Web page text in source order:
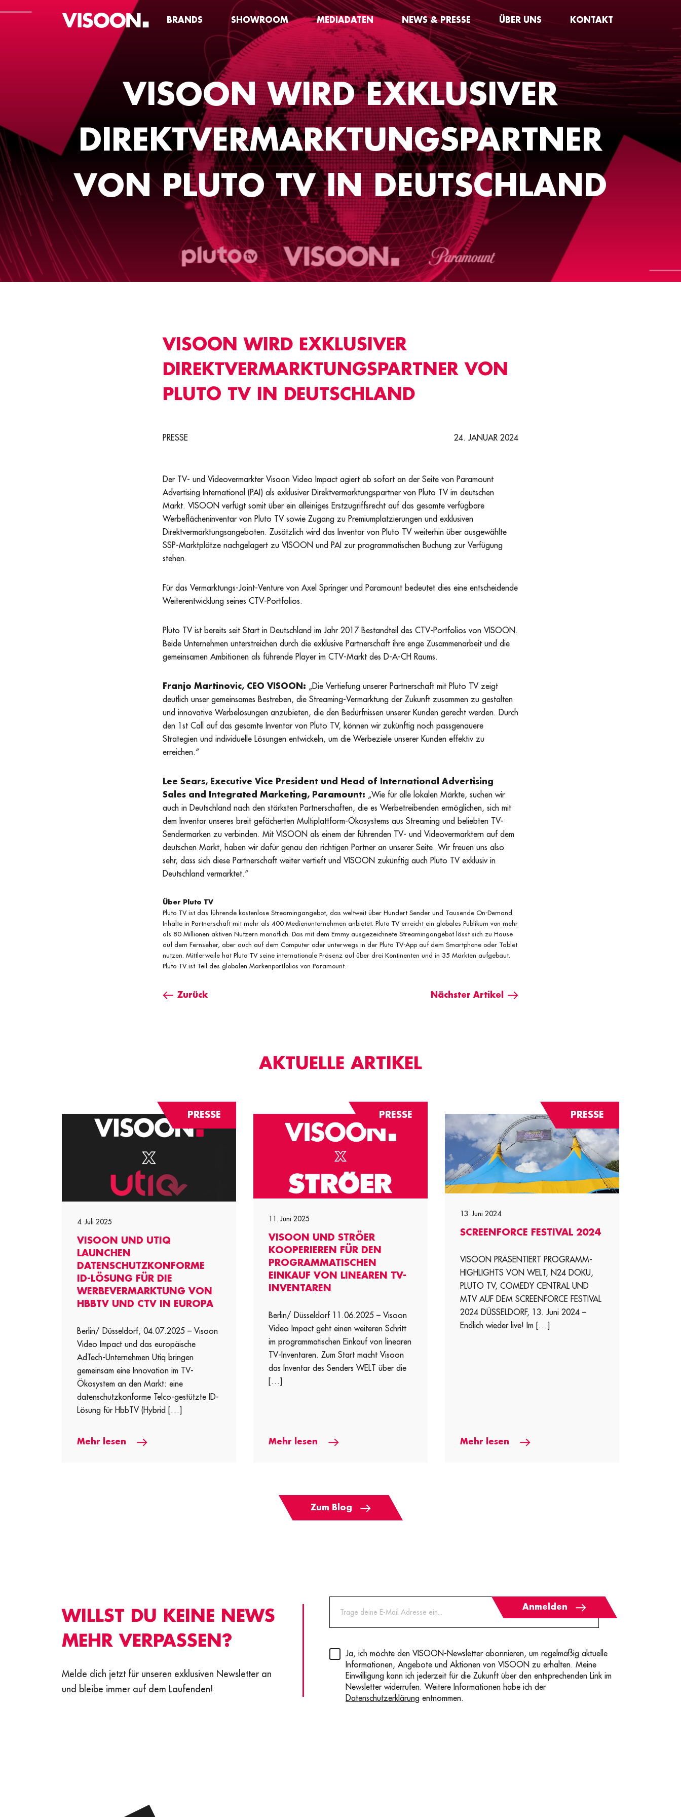
BRANDS SHOWROOM MEDIADATEN NEWS & PRESSE ÜBER UNS KONTAKT
VISOON WIRD EXKLUSIVER
DIREKTVERMARKTUNGSPARTNER
VON PLUTO TV IN DEUTSCHLAND
VISOON WIRD EXKLUSIVER
DIREKTVERMARKTUNGSPARTNER VON
PLUTO TV IN DEUTSCHLAND
PRESSE 24. JANUAR 2024
Der TV- und Videovermarkter Visoon Video Impact agiert ab sofort an der Seite von Paramount
Advertising International (PAI) als exklusiver Direktvermarktungspartner von Pluto TV im deutschen
Markt. VISOON verfügt somit über ein alleiniges Erstzugriffsrecht auf das gesamte verfügbare
Werbeflächeninventar von Pluto TV sowie Zugang zu Premiumplatzierungen und exklusiven
Direktvermarktungsangeboten. Zusätzlich wird das Inventar von Pluto TV weiterhin über ausgewählte
SSP-Marktplätze nachgelagert zu VISOON und PAI zur programmatischen Buchung zur Verfügung
stehen.
Für das Vermarktungs-Joint-Venture von Axel Springer und Paramount bedeutet dies eine entscheidende
Weiterentwicklung seines CTV-Portfolios.
Pluto TV ist bereits seit Start in Deutschland im Jahr 2017 Bestandteil des CTV-Portfolios von VISOON.
Beide Unternehmen unterstreichen durch die exklusive Partnerschaft ihre enge Zusammenarbeit und die
gemeinsamen Ambitionen als führende Player im CTV-Markt des D-A-CH Raums.
Franjo Martinovic, CEO VISOON: „Die Vertiefung unserer Partnerschaft mit Pluto TV zeigt
deutlich unser gemeinsames Bestreben, die Streaming-Vermarktung der Zukunft zusammen zu gestalten
und innovative Werbelösungen anzubieten, die den Bedürfnissen unserer Kunden gerecht werden. Durch
den 1st Call auf das gesamte Inventar von Pluto TV, können wir zukünftig noch passgenauere
Strategien und individuelle Lösungen entwickeln, um die Werbeziele unserer Kunden effektiv zu
erreichen.“
Lee Sears, Executive Vice President und Head of International Advertising
Sales and Integrated Marketing, Paramount: „Wie für alle lokalen Märkte, suchen wir
auch in Deutschland nach den stärksten Partnerschaften, die es Werbetreibenden ermöglichen, sich mit
dem Inventar unseres breit gefächerten Multiplattform-Ökosystems aus Streaming und beliebten TV-
Sendermarken zu verbinden. Mit VISOON als einem der führenden TV- und Videovermarktern auf dem
deutschen Markt, haben wir dafür genau den richtigen Partner an unserer Seite. Wir freuen uns also
sehr, dass sich diese Partnerschaft weiter vertieft und VISOON zukünftig auch Pluto TV exklusiv in
Deutschland vermarktet.“
Über Pluto TV
Pluto TV ist das führende kostenlose Streamingangebot, das weltweit über Hundert Sender und Tausende On-Demand
Inhalte in Partnerschaft mit mehr als 400 Medienunternehmen anbietet. Pluto TV erreicht ein globales Publikum von mehr
als 80 Millionen aktiven Nutzern monatlich. Das mit dem Emmy ausgezeichnete Streamingangebot lässt sich zu Hause
auf dem Fernseher, aber auch auf dem Computer oder unterwegs in der Pluto TV-App auf dem Smartphone oder Tablet
nutzen. Mittlerweile hat Pluto TV seine internationale Präsenz auf über drei Kontinenten und in 35 Märkten aufgebaut.
Pluto TV ist Teil des globalen Markenportfolios von Paramount.
Zurück Nächster Artikel
AKTUELLE ARTIKEL
PRESSE
4. Juli 2025
VISOON UND UTIQ
LAUNCHEN
DATENSCHUTZKONFORME
ID-LÖSUNG FÜR DIE
WERBEVERMARKTUNG VON
HBBTV UND CTV IN EUROPA
Berlin/ Düsseldorf, 04.07.2025 – Visoon
Video Impact und das europäische
AdTech-Unternehmen Utiq bringen
gemeinsam eine Innovation im TV-
Ökosystem an den Markt: eine
datenschutzkonforme Telco-gestützte ID-
Lösung für HbbTV (Hybrid […]
Mehr lesen
PRESSE
11. Juni 2025
VISOON UND STRÖER
KOOPERIEREN FÜR DEN
PROGRAMMATISCHEN
EINKAUF VON LINEAREN TV-
INVENTAREN
Berlin/ Düsseldorf 11.06.2025 – Visoon
Video Impact geht einen weiteren Schritt
im programmatischen Einkauf von linearen
TV-Inventaren. Zum Start macht Visoon
das Inventar des Senders WELT über die
[…]
Mehr lesen
PRESSE
13. Juni 2024
SCREENFORCE FESTIVAL 2024
VISOON PRÄSENTIERT PROGRAMM-
HIGHLIGHTS VON WELT, N24 DOKU,
PLUTO TV, COMEDY CENTRAL UND
MTV AUF DEM SCREENFORCE FESTIVAL
2024 DÜSSELDORF, 13. Juni 2024 –
Endlich wieder live! Im […]
Mehr lesen
Zum Blog
WILLST DU KEINE NEWS
MEHR VERPASSEN?
Melde dich jetzt für unseren exklusiven Newsletter an
und bleibe immer auf dem Laufenden!
Privacy(erforderlich)
Ja, ich möchte den VISOON-Newsletter abonnieren, um regelmäßig aktuelle
Informationen, Angebote und Aktionen von VISOON zu erhalten. Meine
Einwilligung kann ich jederzeit für die Zukunft über den entsprechenden Link im
Newsletter widerrufen. Weitere Informationen habe ich der
Datenschutzerklärung entnommen.
Anmelden